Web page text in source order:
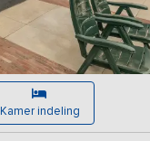
Kamer indeling